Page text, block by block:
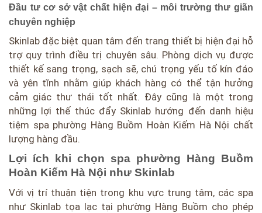
Đầu tư cơ sở vật chất hiện đại – môi trường thư giãn
chuyên nghiệp
Skinlab đặc biệt quan tâm đến trang thiết bị hiện đại hỗ
trợ quy trình điều trị chuyên sâu. Phòng dịch vụ được
thiết kế sang trọng, sạch sẽ, chú trọng yếu tố kín đáo
và yên tĩnh nhằm giúp khách hàng có thể tận hưởng
cảm giác thư thái tốt nhất. Đây cũng là một trong
những lợi thế thúc đẩy Skinlab hướng đến danh hiệu
tiệm spa phường Hàng Buồm Hoàn Kiếm Hà Nội chất
lượng hàng đầu.
Lợi ích khi chọn spa phường Hàng Buồm
Hoàn Kiếm Hà Nội như Skinlab
Với vị trí thuận tiện trong khu vực trung tâm, các spa
như Skinlab tọa lạc tại phường Hàng Buồm cho phép